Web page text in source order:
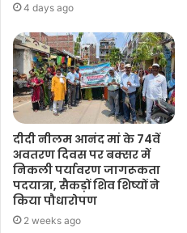
4 days ago
दीदी नीलम आनंद मां के 74वें
अवतरण दिवस पर बक्सर में
निकली पर्यावरण जागरूकता
पदयात्रा, सैकड़ों शिव शिष्यों ने
किया पौधारोपण
2 weeks ago